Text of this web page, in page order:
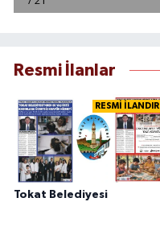
Resmi İlanlar
RESMİ İLANDIR
Tokat Belediyesi